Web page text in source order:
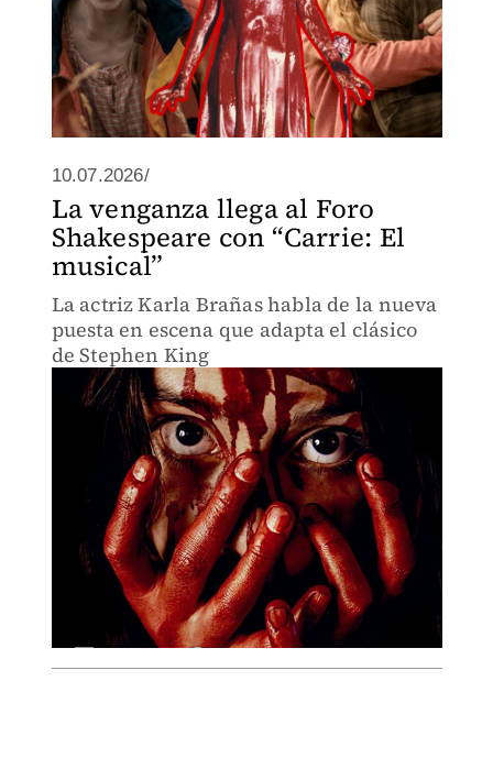
10.07.2026/
La venganza llega al Foro
Shakespeare con “Carrie: El
musical”
La actriz Karla Brañas habla de la nueva
puesta en escena que adapta el clásico
de Stephen King